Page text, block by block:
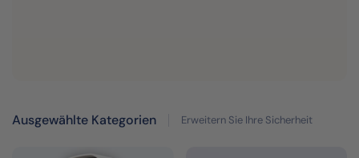
Ausgewählte Kategorien Erweitern Sie Ihre Sicherheit